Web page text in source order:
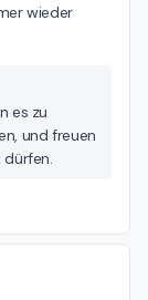
wieder
es zu
und freuen